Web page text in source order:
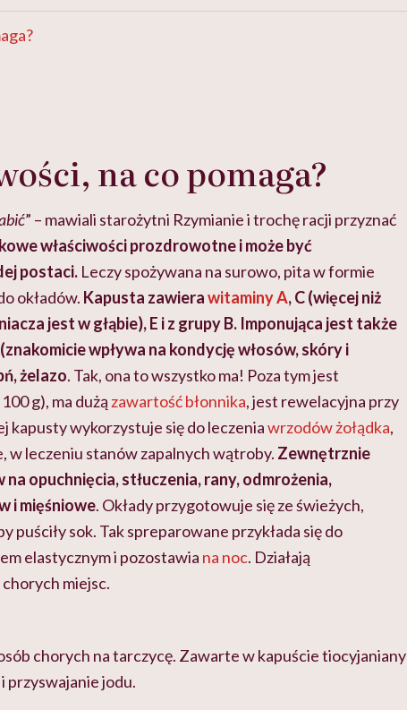
na co pomaga?
” – mawiali starożytni Rzymianie i trochę racji przyznać
właściwości prozdrowotne i może być
postaci. Leczy spożywana na surowo, pita w formie
okładów. Kapusta zawierawitaminy A, C (więcej niż
jest w głąbie), E i z grupy B. Imponująca jest także
wpływa na kondycję włosów, skóry i
żelazo. Tak, ona to wszystko ma! Poza tym jest
g), ma dużą zawartość błonnika, jest rewelacyjna przy
kapusty wykorzystuje się do leczeniawrzodów żołądka,
w leczeniu stanów zapalnych wątroby. Zewnętrznie
opuchnięcia, stłuczenia, rany, odmrożenia,
i mięśniowe. Okłady przygotowuje się ze świeżych,
puściły sok. Tak spreparowane przykłada się do
elastycznym i pozostawia na noc. Działają
miejsc.
chorych na tarczycę. Zawarte w kapuście tiocyjaniany
przyswajanie jodu.